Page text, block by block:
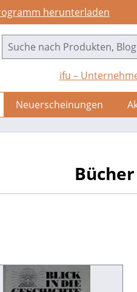
herunterladen
ifu –
Neuerscheinungen